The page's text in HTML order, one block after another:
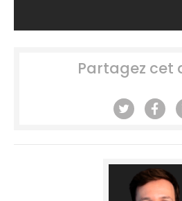
Partagez cet